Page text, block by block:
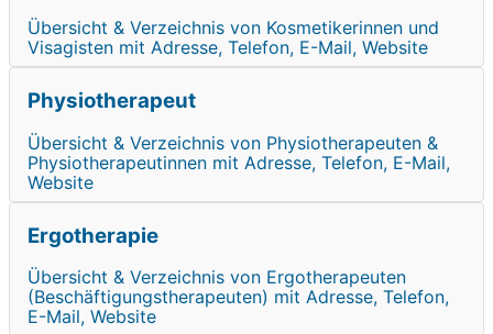
Übersicht & Verzeichnis von Kosmetikerinnen und
Visagisten mit Adresse, Telefon, E-Mail, Website
Physiotherapeut
Übersicht & Verzeichnis von Physiotherapeuten &
Physiotherapeutinnen mit Adresse, Telefon, E-Mail,
Website
Ergotherapie
Übersicht & Verzeichnis von Ergotherapeuten
(Beschäftigungstherapeuten) mit Adresse, Telefon,
E-Mail, Website